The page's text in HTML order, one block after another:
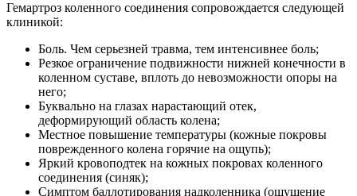
Гемартроз коленного соединения сопровождается следующей
клиникой:
Боль. Чем серьезней травма, тем интенсивнее боль;
Резкое ограничение подвижности нижней конечности в
коленном суставе, вплоть до невозможности опоры на
него;
Буквально на глазах нарастающий отек,
деформирующий область колена;
Местное повышение температуры (кожные покровы
поврежденного колена горячие на ощупь);
Яркий кровоподтек на кожных покровах коленного
соединения (синяк);
Симптом баллотирования надколенника (ощущение